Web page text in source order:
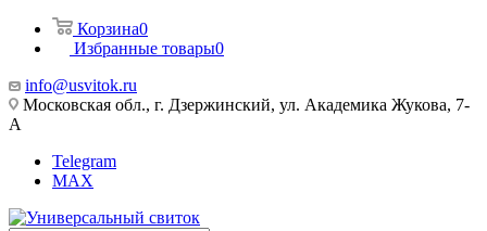
Корзина0
Избранные товары0
info@usvitok.ru
Московская обл., г. Дзержинский, ул. Академика Жукова, 7-
А
Telegram
MAX